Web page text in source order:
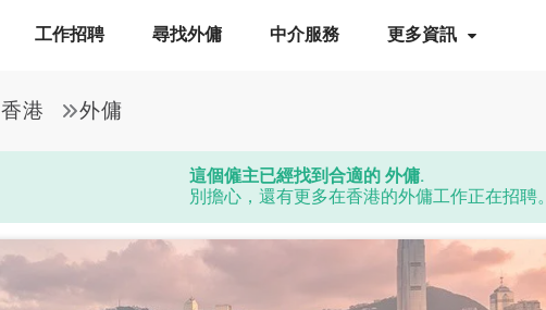
工作招聘 尋找外傭 中介服務 更多資訊
香港 外傭
這個僱主已經找到合適的 外傭.
別擔心，還有更多在香港的外傭工作正在招聘。